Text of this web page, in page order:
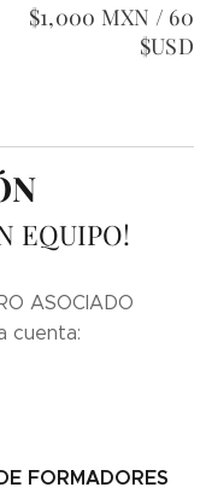
$1,000 MXN / 60
$USD
EQUIPO!
ASOCIADO
cuenta:
FORMADORES